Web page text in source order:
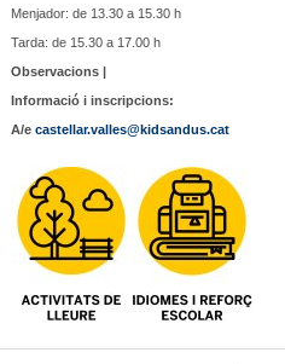
Menjador: de 13.30 a 15.30 h
Tarda: de 15.30 a 17.00 h
Observacions |
Informació i inscripcions:
A/e castellar.valles@kidsandus.cat